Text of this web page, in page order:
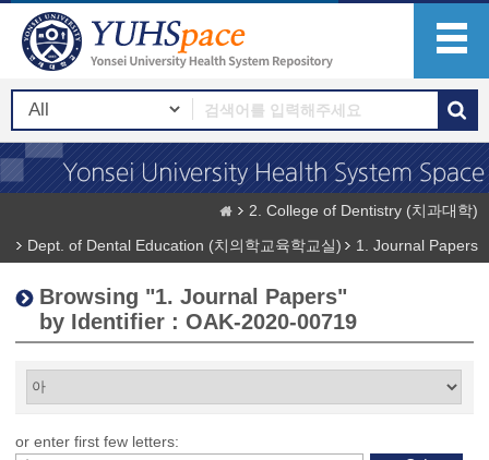
2. College of Dentistry (치과대학)
Dept. of Dental Education (치의학교육학교실)
1. Journal Papers
Browsing "1. Journal Papers"
by Identifier : OAK-2020-00719
or enter first few letters: